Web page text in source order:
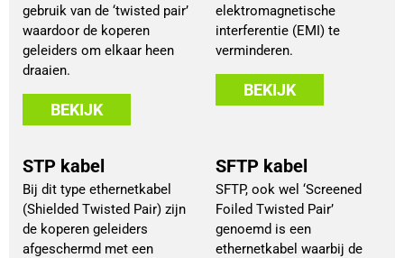
gebruik van de ‘twisted pair’
waardoor de koperen
geleiders om elkaar heen
draaien.
BEKIJK
elektromagnetische
interferentie (EMI) te
verminderen.
BEKIJK
STP kabel
Bij dit type ethernetkabel
(Shielded Twisted Pair) zijn
de koperen geleiders
afgeschermd met een
SFTP kabel
SFTP, ook wel ‘Screened
Foiled Twisted Pair’
genoemd is een
ethernetkabel waarbij de